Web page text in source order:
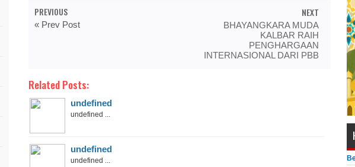
PREVIOUS
« Prev Post
NEXT
BHAYANGKARA MUDA
KALBAR RAIH
PENGHARGAAN
INTERNASIONAL DARI PBB
Related Posts:
undefined
undefined ...
undefined
undefined ...